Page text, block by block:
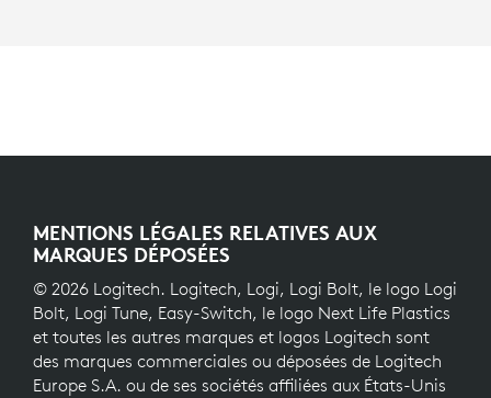
MENTIONS LÉGALES RELATIVES AUX
MARQUES DÉPOSÉES
© 2026 Logitech. Logitech, Logi, Logi Bolt, le logo Logi
Bolt, Logi Tune, Easy-Switch, le logo Next Life Plastics
et toutes les autres marques et logos Logitech sont
des marques commerciales ou déposées de Logitech
Europe S.A. ou de ses sociétés affiliées aux États-Unis